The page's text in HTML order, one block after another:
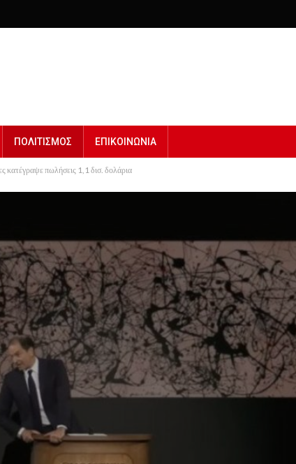
ΠΟΛΙΤΙΣΜΟΣ ΕΠΙΚΟΙΝΩΝΙΑ
κατέγραψε πωλήσεις 1,1 δισ. δολάρια